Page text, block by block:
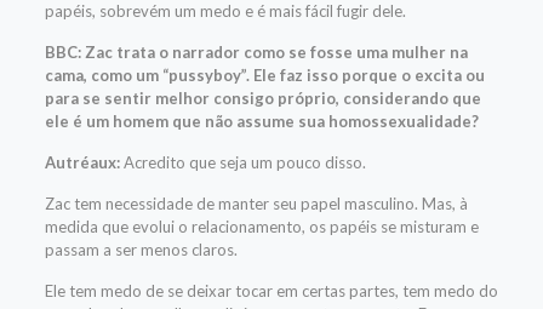
papéis, sobrevém um medo e é mais fácil fugir dele.
BBC: Zac trata o narrador como se fosse uma mulher na
cama, como um “pussyboy”. Ele faz isso porque o excita ou
para se sentir melhor consigo próprio, considerando que
ele é um homem que não assume sua homossexualidade?
Autréaux:Acredito que seja um pouco disso.
Zac tem necessidade de manter seu papel masculino. Mas, à
medida que evolui o relacionamento, os papéis se misturam e
passam a ser menos claros.
Ele tem medo de se deixar tocar em certas partes, tem medo do